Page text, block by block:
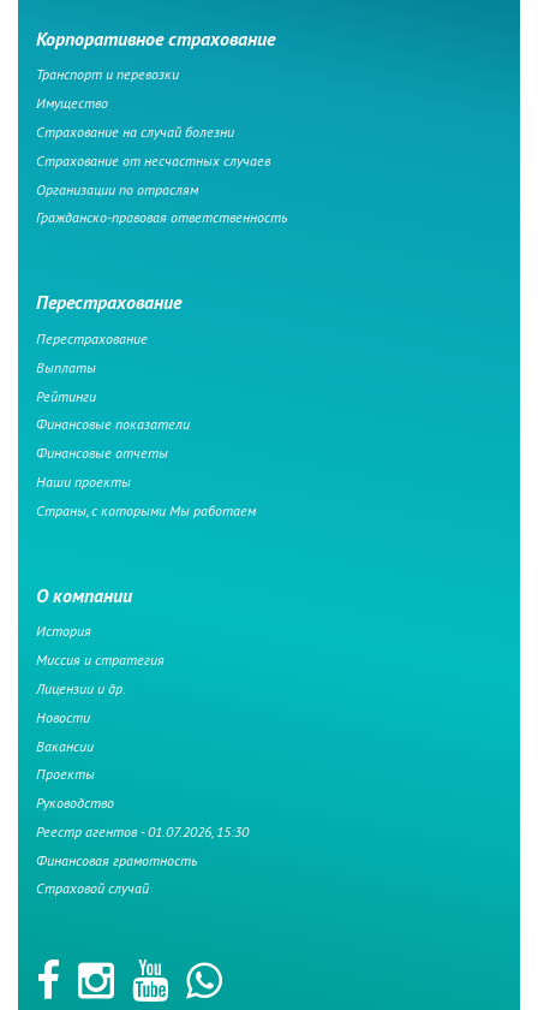
Корпоративное страхование
Транспорт и перевозки
Имущество
Страхование на случай болезни
Страхование от несчастных случаев
Организации по отраслям
Гражданско-правовая ответственность
Перестрахование
Перестрахование
Выплаты
Рейтинги
Финансовые показатели
Финансовые отчеты
Наши проекты
Страны, с которыми Мы работаем
О компании
История
Миссия и стратегия
Лицензии и др.
Новости
Вакансии
Проекты
Руководство
Реестр агентов - 01.07.2026, 15:30
Финансовая грамотность
Страховой случай